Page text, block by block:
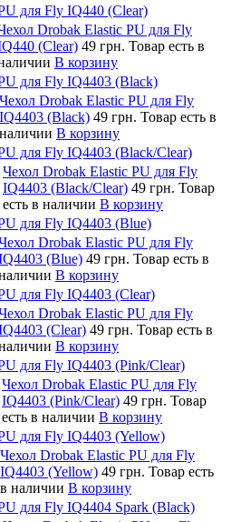
для Fly IQ440 (Clear)
Drobak Elastic PU для Fly
(Clear) 49 грн. Товар есть в
В корзину
для Fly IQ4403 (Black)
Чехол Drobak Elastic PU для Fly
IQ4403 (Black) 49 грн. Товар есть в
наличии В корзину
для Fly IQ4403 (Black/Clear)
Чехол Drobak Elastic PU для Fly
IQ4403 (Black/Clear) 49 грн. Товар
есть в наличии В корзину
для Fly IQ4403 (Blue)
Drobak Elastic PU для Fly
(Blue) 49 грн. Товар есть в
В корзину
для Fly IQ4403 (Clear)
Drobak Elastic PU для Fly
(Clear) 49 грн. Товар есть в
В корзину
для Fly IQ4403 (Pink/Clear)
Чехол Drobak Elastic PU для Fly
IQ4403 (Pink/Clear) 49 грн. Товар
есть в наличии В корзину
для Fly IQ4403 (Yellow)
Чехол Drobak Elastic PU для Fly
IQ4403 (Yellow) 49 грн. Товар есть
в наличии В корзину
для Fly IQ4404 Spark (Black)